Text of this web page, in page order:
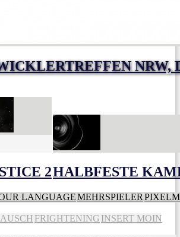
NRW,
2HALBFESTE
LANGUAGEMEHRSPIELER
FRIGHTENING INSERT MOIN